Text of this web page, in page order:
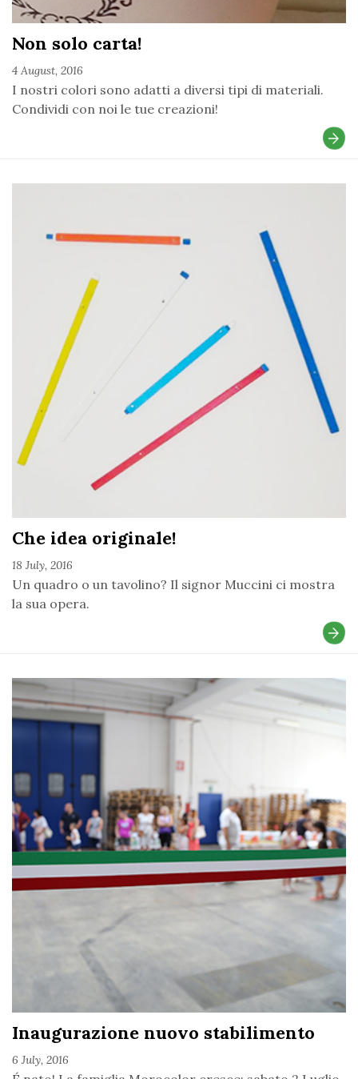
Non solo carta!
4 August, 2016
I nostri colori sono adatti a diversi tipi di materiali.
Condividi con noi le tue creazioni!
Che idea originale!
18 July, 2016
Un quadro o un tavolino? Il signor Muccini ci mostra
la sua opera.
Inaugurazione nuovo stabilimento
6 July, 2016